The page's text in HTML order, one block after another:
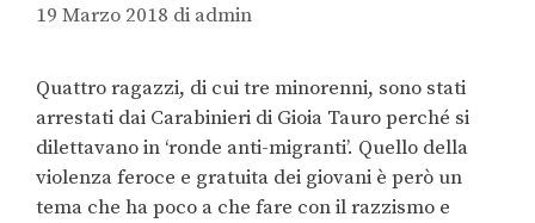
19 Marzo 2018 di admin
Quattro ragazzi, di cui tre minorenni, sono stati
arrestati dai Carabinieri di Gioia Tauro perché si
dilettavano in ‘ronde anti-migranti’. Quello della
violenza feroce e gratuita dei giovani è però un
tema che ha poco a che fare con il razzismo e